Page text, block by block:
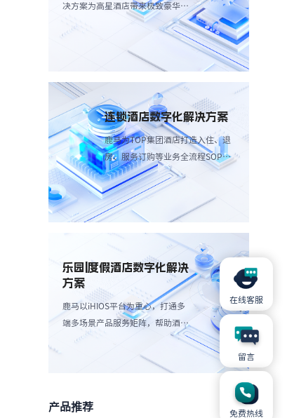
决方案为高星酒店带来极致豪华体
验，强调个性化服务和高效服务流
连锁酒店数字化解决方案
鹿马为TOP集团酒店打造入住、退
房、服务订购等业务全流程SOP解
决方案，简化操作流程、减少人工
成本。
乐园|度假酒店数字化解决
方案
鹿马以iHIOS平台为重心，打通多
端多场景产品服务矩阵，帮助酒店
减轻高峰团客分流，带来更愉悦服
产品推荐
在线客服
留言
免费热线